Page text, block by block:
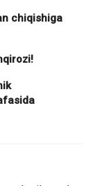
chiqishiga